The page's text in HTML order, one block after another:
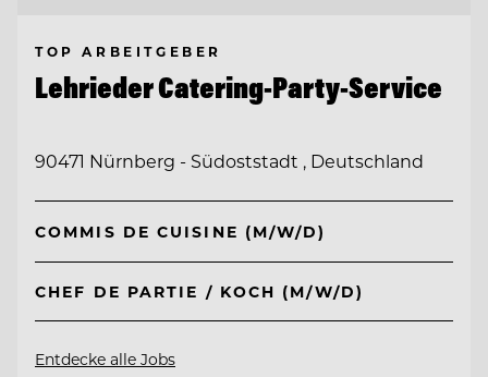
TOP ARBEITGEBER
Lehrieder Catering-Party-Service
90471 Nürnberg - Südoststadt , Deutschland
COMMIS DE CUISINE (M/W/D)
CHEF DE PARTIE / KOCH (M/W/D)
Entdecke alle Jobs